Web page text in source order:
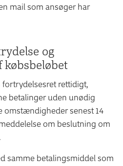
mail som ansøger har
og
købsbeløbet
rettidigt,
betalinger uden unødig
omstændigheder senest 14
om beslutning om
samme betalingsmiddel som